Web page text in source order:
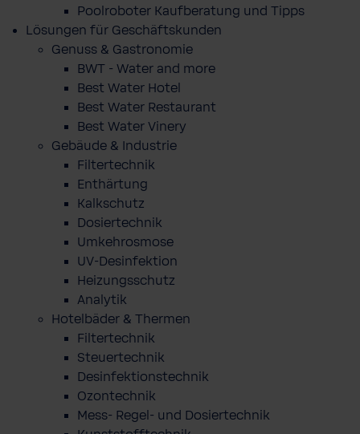
Poolroboter Kaufberatung und Tipps
Lösungen für Geschäftskunden
Genuss & Gastronomie
BWT - Water and more
Best Water Hotel
Best Water Restaurant
Best Water Vinery
Gebäude & Industrie
Filtertechnik
Enthärtung
Kalkschutz
Dosiertechnik
Umkehrosmose
UV-Desinfektion
Heizungsschutz
Analytik
Hotelbäder & Thermen
Filtertechnik
Steuertechnik
Desinfektionstechnik
Ozontechnik
Mess- Regel- und Dosiertechnik